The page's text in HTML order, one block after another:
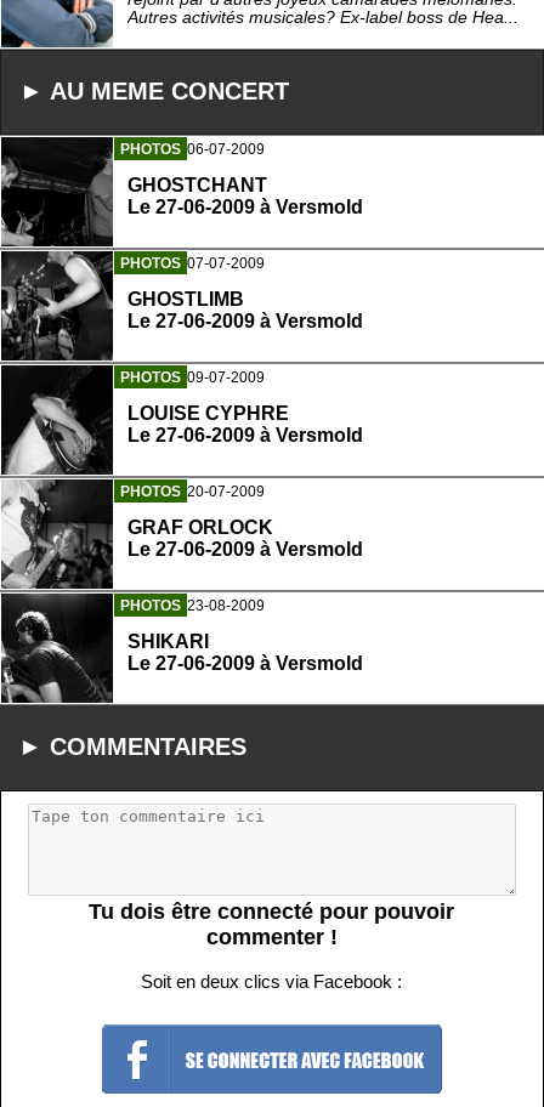
Autres activités musicales? Ex-label boss de Hea...
► AU MEME CONCERT
PHOTOS 06-07-2009
GHOSTCHANT
Le 27-06-2009 à Versmold
PHOTOS 07-07-2009
GHOSTLIMB
Le 27-06-2009 à Versmold
PHOTOS 09-07-2009
LOUISE CYPHRE
Le 27-06-2009 à Versmold
PHOTOS 20-07-2009
GRAF ORLOCK
Le 27-06-2009 à Versmold
PHOTOS 23-08-2009
SHIKARI
Le 27-06-2009 à Versmold
► COMMENTAIRES
Tu dois être connecté pour pouvoir
commenter !
Soit en deux clics via Facebook :